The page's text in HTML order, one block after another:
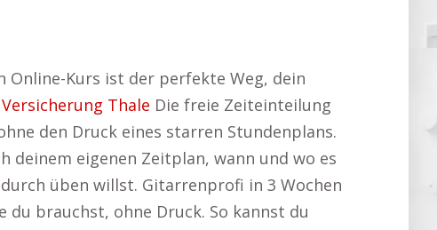
Online-Kurs ist der perfekte Weg, dein
Versicherung Thale Die freie Zeiteinteilung
den Druck eines starren Stundenplans.
deinem eigenen Zeitplan, wann und wo es
üben willst. Gitarrenprofi in 3 Wochen
du brauchst, ohne Druck. So kannst du